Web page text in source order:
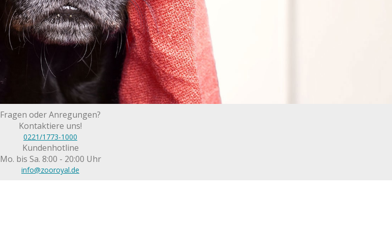
Fragen oder Anregungen?
Kontaktiere uns!
0221/1773-1000
Kundenhotline
Mo. bis Sa. 8:00 - 20:00 Uhr
info@zooroyal.de